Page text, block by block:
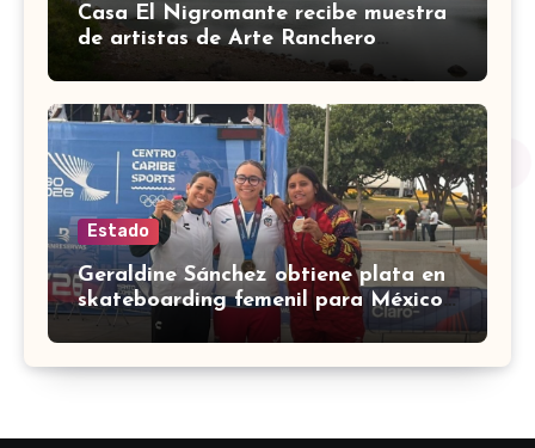
Casa El Nigromante recibe muestra
de artistas de Arte Ranchero
Pandillero
Estado
Geraldine Sánchez obtiene plata en
skateboarding femenil para México
en los Centroamericanos 2026